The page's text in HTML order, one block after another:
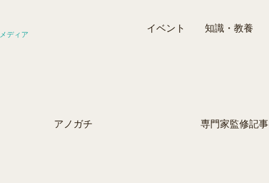
ディア イベント 知識・教養
アノガチ 専門家監修記事